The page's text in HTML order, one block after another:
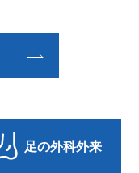
足の外科外来